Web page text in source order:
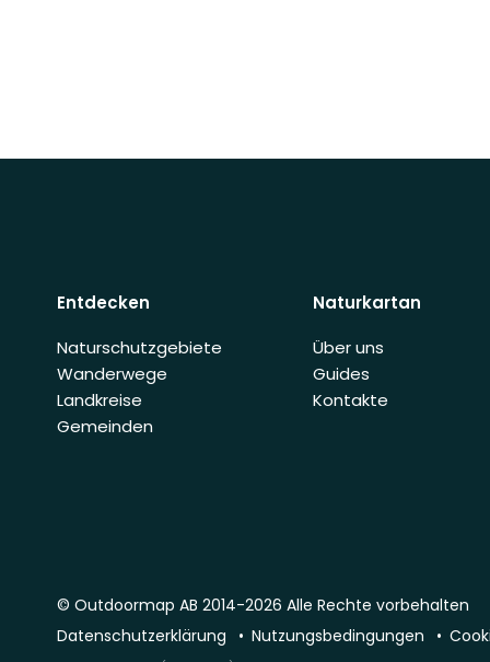
Entdecken
Naturschutzgebiete
Wanderwege
Landkreise
Gemeinden
Naturkartan
Über uns
Guides
Kontakte
© Outdoormap AB 2014-2026 Alle Rechte vorbehalten
Datenschutzerklärung
Nutzungsbedingungen